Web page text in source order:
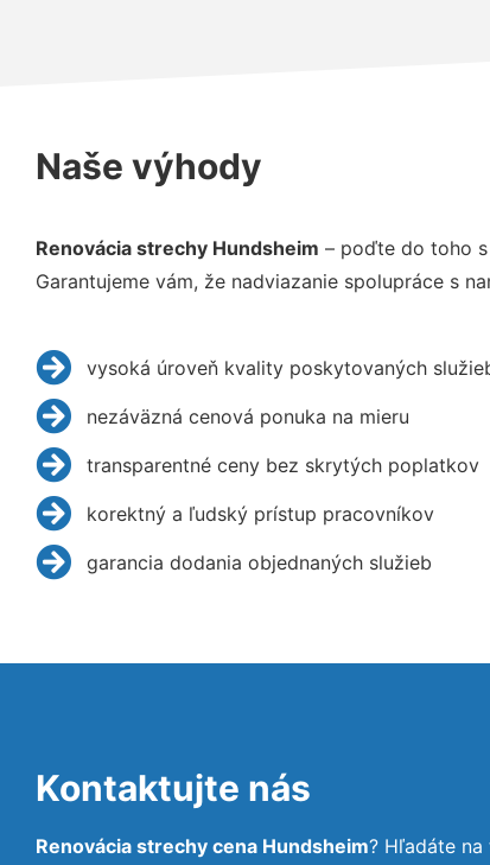
Naše výhody
Renovácia strechy Hundsheim – poďte do toho
Garantujeme vám, že nadviazanie spolupráce s
vysoká úroveň kvality poskytovaných
nezáväzná cenová ponuka na mieru
transparentné ceny bez skrytých poplatkov
korektný a ľudský prístup pracovníkov
garancia dodania objednaných služieb
Kontaktujte nás
Renovácia strechy cena Hundsheim? Hľadáte